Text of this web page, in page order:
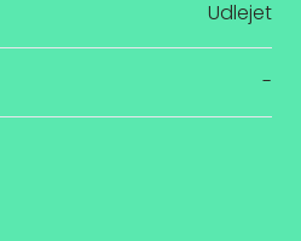
Udlejet
-